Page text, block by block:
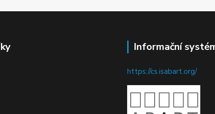
Informační
https://cs.isabart.org/